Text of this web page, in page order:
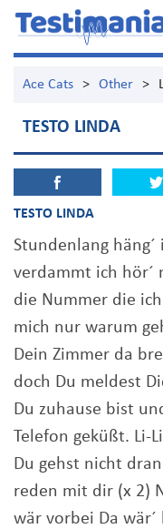
Ace Cats > Other >
TESTO LINDA
TESTO LINDA
Stundenlang
verdammt ich hör´
die Nummer die
mich nur warum
Dein Zimmer da
doch Du meldest
Du zuhause bist
Telefon geküßt. Li-
Du gehst nicht
reden mit dir (x 2)
wär vorbei Da